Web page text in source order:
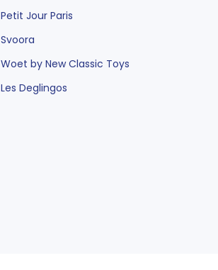
Petit Jour Paris
Svoora
Woet by New Classic Toys
Les Deglingos